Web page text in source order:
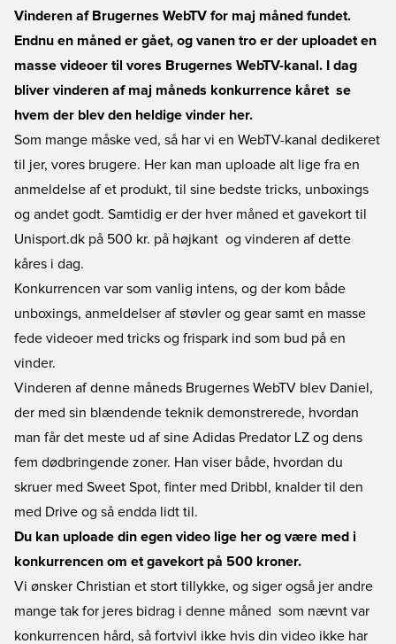
Vinderen af Brugernes WebTV for maj måned fundet.
Endnu en måned er gået, og vanen tro er der uploadet en
masse videoer til vores Brugernes WebTV-kanal. I dag
bliver vinderen af maj måneds konkurrence kåret  se
hvem der blev den heldige vinder her.
Som mange måske ved, så har vi en WebTV-kanal dedikeret
til jer, vores brugere. Her kan man uploade alt lige fra en
anmeldelse af et produkt, til sine bedste tricks, unboxings
og andet godt. Samtidig er der hver måned et gavekort til
Unisport.dk på 500 kr. på højkant  og vinderen af dette
kåres i dag.
Konkurrencen var som vanlig intens, og der kom både
unboxings, anmeldelser af støvler og gear samt en masse
fede videoer med tricks og frispark ind som bud på en
vinder.
Vinderen af denne måneds Brugernes WebTV blev Daniel,
der med sin blændende teknik demonstrerede, hvordan
man får det meste ud af sine Adidas Predator LZ og dens
fem dødbringende zoner. Han viser både, hvordan du
skruer med Sweet Spot, finter med Dribbl, knalder til den
med Drive og så endda lidt til.
Du kan uploade din egen video lige her og være med i
konkurrencen om et gavekort på 500 kroner.
Vi ønsker Christian et stort tillykke, og siger også jer andre
mange tak for jeres bidrag i denne måned  som nævnt var
konkurrencen hård, så fortvivl ikke hvis din video ikke har